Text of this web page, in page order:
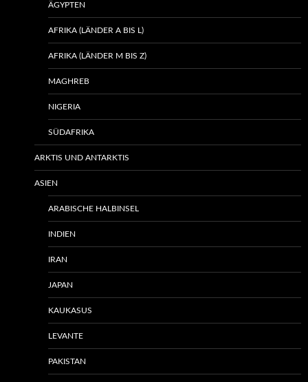
ÄGYPTEN
AFRIKA (LÄNDER A BIS L)
AFRIKA (LÄNDER M BIS Z)
MAGHREB
NIGERIA
SÜDAFRIKA
ARKTIS UND ANTARKTIS
ASIEN
ARABISCHE HALBINSEL
INDIEN
IRAN
JAPAN
KAUKASUS
LEVANTE
PAKISTAN